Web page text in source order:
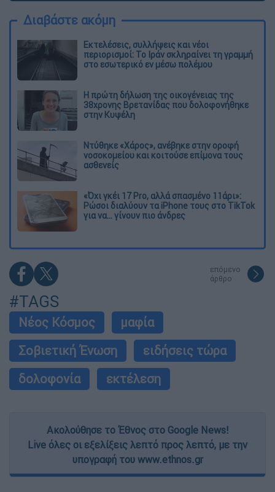
Διαβάστε ακόμη
Εκτελέσεις, συλλήψεις και νέοι
περιορισμοί: Το Ιράν σκληραίνει τη γραμμή
στο εσωτερικό εν μέσω πολέμου
Η πρώτη δήλωση της οικογένειας της
38χρονης Βρετανίδας που δολοφονήθηκε
στην Κυψέλη
Ντύθηκε «Χάρος», ανέβηκε στην οροφή
νοσοκομείου και κοιτούσε επίμονα τους
ασθενείς
«Όχι γκέι 17 Pro, αλλά σπασμένο 11άρι»:
Ρώσοι διαλύουν τα iPhone τους στο TikTok
για να... γίνουν πιο άνδρες
επόμενο
άρθρο
#TAGS
Νέος Κόσμος
μαφία
Σοβιετική Ένωση
ειδήσεις τώρα
δολοφονία
εκτέλεση
Ακολούθησε το Έθνος στο Google News!
Live όλες οι εξελίξεις λεπτό προς λεπτό, με την
υπογραφή του www.ethnos.gr